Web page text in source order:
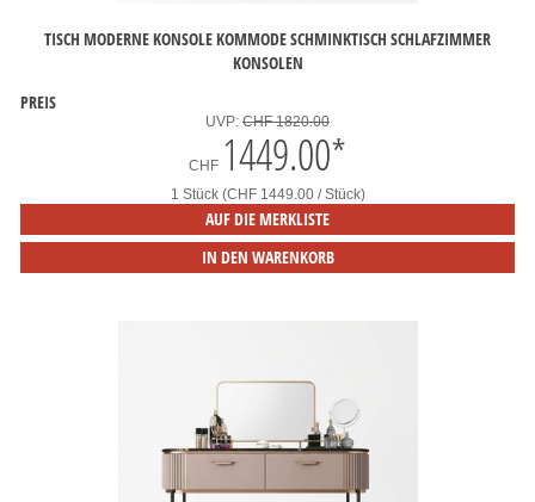
TISCH MODERNE KONSOLE KOMMODE SCHMINKTISCH SCHLAFZIMMER
KONSOLEN
PREIS
UVP: CHF 1820.00
CHF 1449.00*
1 Stück (CHF 1449.00 / Stück)
AUF DIE MERKLISTE
IN DEN WARENKORB